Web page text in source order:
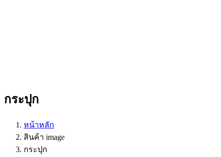
กระปุก
หน้าหลัก
สินค้า image
กระปุก